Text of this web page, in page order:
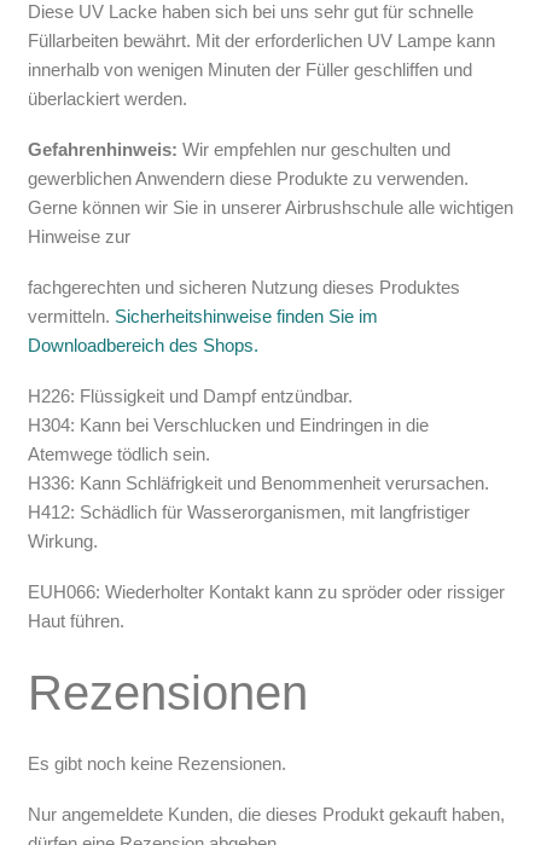
Diese UV Lacke haben sich bei uns sehr gut für schnelle
Füllarbeiten bewährt. Mit der erforderlichen UV Lampe kann
innerhalb von wenigen Minuten der Füller geschliffen und
überlackiert werden.
Gefahrenhinweis: Wir empfehlen nur geschulten und
gewerblichen Anwendern diese Produkte zu verwenden.
Gerne können wir Sie in unserer Airbrushschule alle wichtigen
Hinweise zur
fachgerechten und sicheren Nutzung dieses Produktes
vermitteln. Sicherheitshinweise finden Sie im
Downloadbereich des Shops.
H226: Flüssigkeit und Dampf entzündbar.
H304: Kann bei Verschlucken und Eindringen in die
Atemwege tödlich sein.
H336: Kann Schläfrigkeit und Benommenheit verursachen.
H412: Schädlich für Wasserorganismen, mit langfristiger
Wirkung.
EUH066: Wiederholter Kontakt kann zu spröder oder rissiger
Haut führen.
Rezensionen
Es gibt noch keine Rezensionen.
Nur angemeldete Kunden, die dieses Produkt gekauft haben,